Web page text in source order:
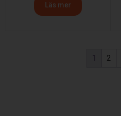
Läs mer
1 2